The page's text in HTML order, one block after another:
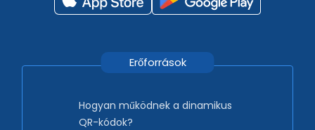
Erőforrások
Hogyan működnek a dinamikus
QR-kódok?